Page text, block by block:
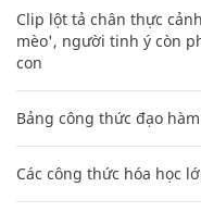
Clip lột tả chân thực
mèo', người tinh ý còn
con
Bảng công thức đạo
Các công thức hóa học